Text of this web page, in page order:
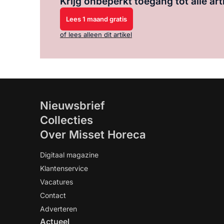
Lees 1 maand gratis
of lees alleen dit artikel
Nieuwsbrief
Collecties
Over Misset Horeca
Digitaal magazine
Klantenservice
Vacatures
Contact
Adverteren
Actueel